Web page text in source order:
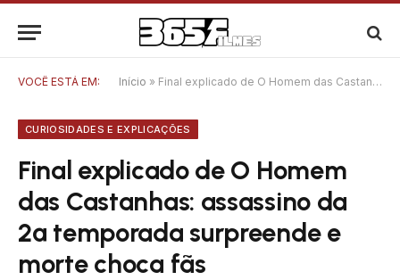
VOCÊ ESTÁ EM: Início » Final explicado de O Homem das Castanhas: assassino da 2ª temporada surpreende e morte choca fãs
CURIOSIDADES E EXPLICAÇÕES
Final explicado de O Homem
das Castanhas: assassino da
2ª temporada surpreende e
morte choca fãs